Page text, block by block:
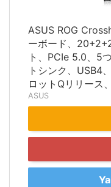
ASUS ROG
ーボード、
ト、PCIe 5.0、5
トシンク、USB4
ロットQリリース
ASUS